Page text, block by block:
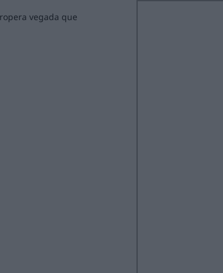
vegada que